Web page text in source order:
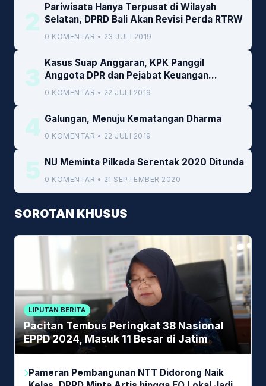
2
Pariwisata Hanya Terpusat di Wilayah
Selatan, DPRD Bali Akan Revisi Perda RTRW
0 KOMENTAR • 23 JULI 2019
3
Kasus Suap Anggaran, KPK Panggil
Anggota DPR dan Pejabat Keuangan
Kemenkeu
0 KOMENTAR • 22 JULI 2019
4 Galungan, Menuju Kematangan Dharma
0 KOMENTAR • 22 JULI 2019
5 NU Meminta Pilkada Serentak 2020 Ditunda
0 KOMENTAR • 21 SEPTEMBER 2020
SOROTAN KHUSUS
LIPUTAN BERITA
Pacitan Tembus Peringkat 38 Nasional
EPPD 2024, Masuk 11 Besar di Jatim
Pameran Pembangunan NTT Didorong Naik